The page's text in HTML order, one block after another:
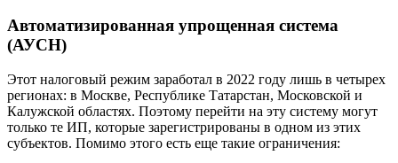
Автоматизированная упрощенная система
(АУСН)
Этот налоговый режим заработал в 2022 году лишь в четырех
регионах: в Москве, Республике Татарстан, Московской и
Калужской областях. Поэтому перейти на эту систему могут
только те ИП, которые зарегистрированы в одном из этих
субъектов. Помимо этого есть еще такие ограничения: